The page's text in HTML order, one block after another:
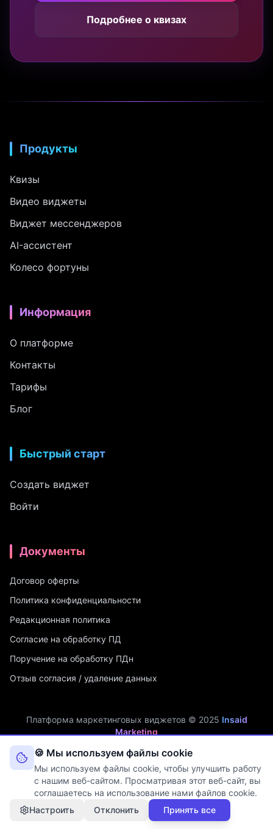
Подробнее о квизах
Продукты
Квизы
Видео виджеты
Виджет мессенджеров
AI-ассистент
Колесо фортуны
Информация
О платформе
Контакты
Тарифы
Блог
Быстрый старт
Создать виджет
Войти
Документы
Договор оферты
Политика конфиденциальности
Редакционная политика
Согласие на обработку ПД
Поручение на обработку ПДн
Отзыв согласия / удаление данных
Платформа маркетинговых виджетов © 2025 Insaid
Marketing
ИП Мухамадеев Р.А. | ИНН: 740704342750 | ОГРНИП:
321745600019048
Оператор персональных данных. Рег. № 74-25-030077 в реестре
Роскомнадзора (Приказ № 108 от 03.06.2025)
🍪 Мы используем файлы cookie
Мы используем файлы cookie, чтобы улучшить работу
с нашим веб-сайтом. Просматривая этот веб-сайт, вы
соглашаетесь на использование нами файлов cookie.
Настроить
Отклонить Принять все